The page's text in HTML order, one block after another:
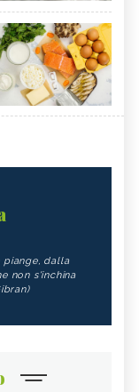
piange, dalla
non s'inchina